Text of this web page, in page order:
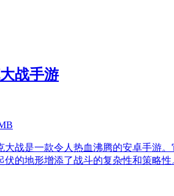
战手游
大战是一款令人热血沸腾的安卓手游
伏的地形增添了战斗的复杂性和策略